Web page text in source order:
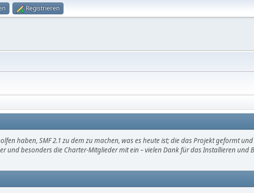
Registrieren
haben, SMF 2.1 zu dem zu machen, was es heute ist; die das Projekt geformt
und besonders die Charter-Mitglieder mit ein – vielen Dank für das Installieren und